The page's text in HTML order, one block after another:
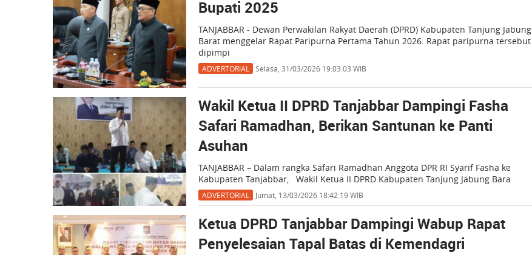
Bupati 2025
TANJABBAR - Dewan Perwakilan Rakyat Daerah (DPRD) Kabupaten Tanjung Jabung
Barat menggelar Rapat Paripurna Pertama Tahun 2026. Rapat paripurna tersebut
dipimpi
ADVERTORIAL Selasa, 31/03/2026 19:03:03 WIB
Wakil Ketua II DPRD Tanjabbar Dampingi Fasha
Safari Ramadhan, Berikan Santunan ke Panti
Asuhan
TANJABBAR – Dalam rangka Safari Ramadhan Anggota DPR RI Syarif Fasha ke
Kabupaten Tanjabbar, Wakil Ketua II DPRD Kabupaten Tanjung Jabung Bara
ADVERTORIAL Jumat, 13/03/2026 18:42:19 WIB
Ketua DPRD Tanjabbar Dampingi Wabup Rapat
Penyelesaian Tapal Batas di Kemendagri